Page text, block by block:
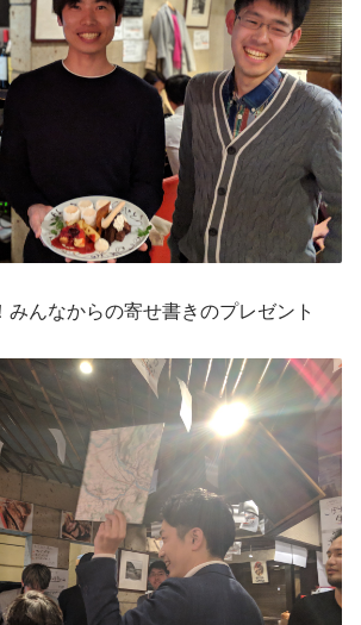
んなからの寄せ書きのプレゼント